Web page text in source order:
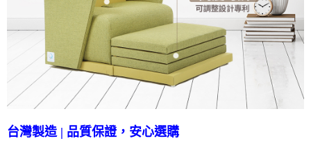
台灣製造 | 品質保證，安心選購